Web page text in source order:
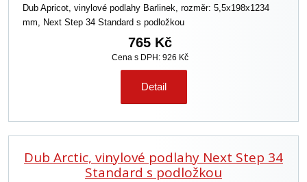
Dub Apricot, vinylové podlahy Barlinek, rozměr: 5,5x198x1234
mm, Next Step 34 Standard s podložkou
765 Kč
Cena s DPH: 926 Kč
Detail
Dub Arctic, vinylové podlahy Next Step 34
Standard s podložkou